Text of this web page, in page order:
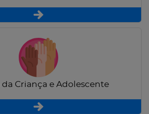
da Criança e Adolescente